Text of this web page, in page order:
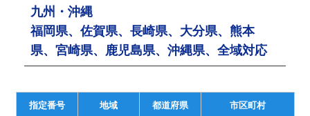
九州・沖縄
福岡県、佐賀県、長崎県、大分県、熊本
県、宮崎県、鹿児島県、沖縄県、全域対応
指定番号 地域 都道府県 市区町村